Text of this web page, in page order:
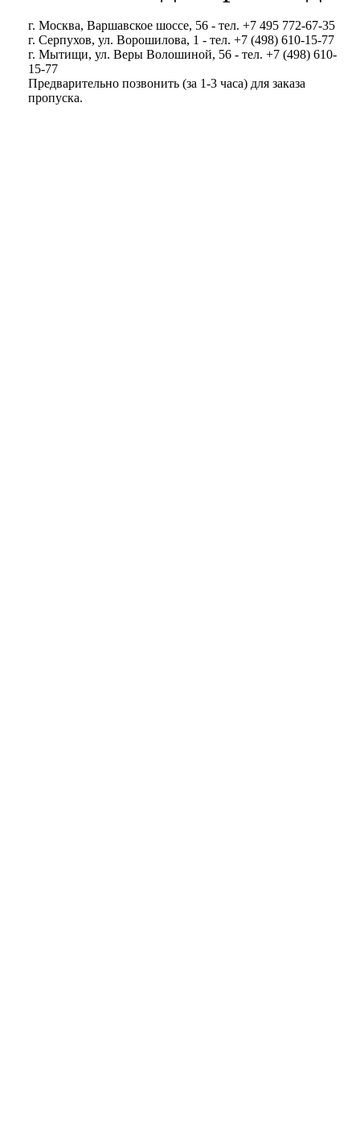
г. Москва, Варшавское шоссе, 56 - тел. +7 495 772-67-35
г. Серпухов, ул. Ворошилова, 1 - тел. +7 (498) 610-15-77
г. Мытищи, ул. Веры Волошиной, 56 - тел. +7 (498) 610-
15-77
Предварительно позвонить (за 1-3 часа) для заказа
пропуска.